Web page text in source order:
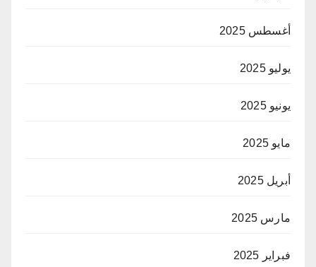
أغسطس 2025
يوليو 2025
يونيو 2025
مايو 2025
أبريل 2025
مارس 2025
فبراير 2025